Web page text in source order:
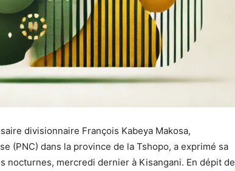
divisionnaire François Kabeya Makosa,
(PNC) dans la province de la Tshopo, a exprimé sa
nocturnes, mercredi dernier à Kisangani. En dépit de